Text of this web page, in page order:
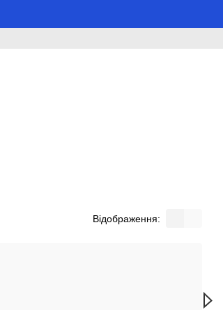
Відображення: